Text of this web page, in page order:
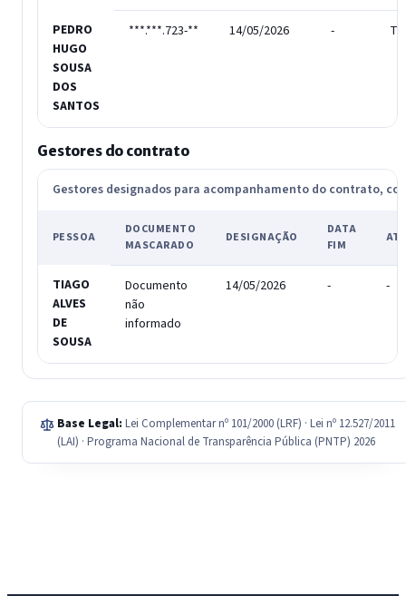
PEDRO
HUGO
SOUSA
DOS
SANTOS
***.***.723-** 14/05/2026 -
Gestores do contrato
Gestores designados para acompanhamento do contrato,
PESSOA
DOCUMENTO
MASCARADO
DESIGNAÇÃO
DATA
FIM
TIAGO
ALVES
DE
SOUSA
Documento
não
informado
14/05/2026 - -
Base Legal: Lei Complementar nº 101/2000 (LRF) · Lei nº 12.527/2011
(LAI) · Programa Nacional de Transparência Pública (PNTP) 2026